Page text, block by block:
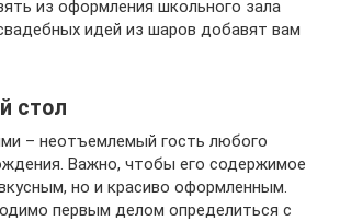
из оформления школьного зала
идей из шаров добавят вам
стол
– неотъемлемый гость любого
Важно, чтобы его содержимое
но и красиво оформленным.
первым делом определиться с